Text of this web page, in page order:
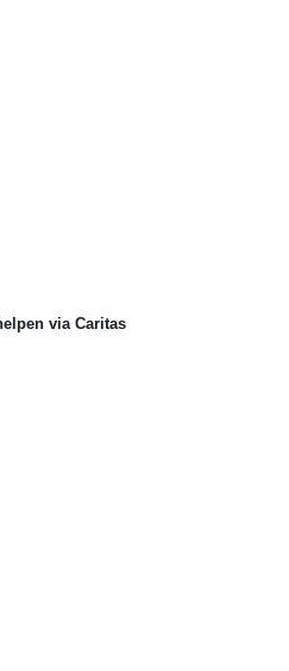
via Caritas